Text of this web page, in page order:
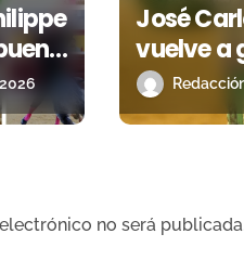
José
vuelve a
terreno
por
no será